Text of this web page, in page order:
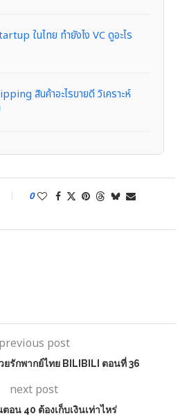
ในไทย ทำยังไง VC ดูอะไร
สินค้าอะไรขายดี วิเคราะห์
0
previous post
รักพากย์ไทย BILIBILI ตอนที่ 36
next post
อน 40 ต้องเก็บเงินเท่าไหร่